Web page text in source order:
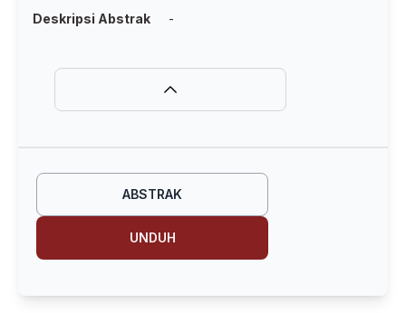
Deskripsi Abstrak -
ABSTRAK
UNDUH